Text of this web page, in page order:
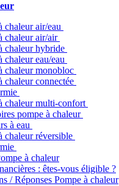
chaleur air/eau
chaleur air/air
chaleur hybride
chaleur​ eau/eau
chaleur monobloc
chaleur connectée
chaleur multi-confort
pompe à chaleur
à eau
chaleur réversible
à chaleur
: êtes-vous éligible ?
/ Réponses Pompe à chaleur